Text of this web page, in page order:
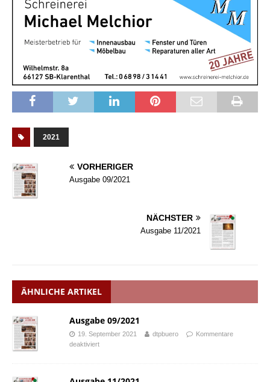
2021
VORHERIGER
Ausgabe 09/2021
NÄCHSTER
Ausgabe 11/2021
ÄHNLICHE ARTIKEL
Ausgabe 09/2021
19. September 2021 dtpbuero
Kommentare
deaktiviert